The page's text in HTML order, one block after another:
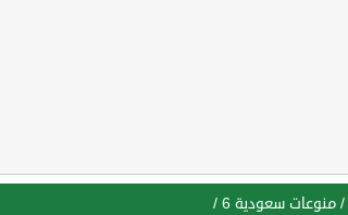
/ منوعات سعودية 6
/